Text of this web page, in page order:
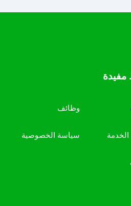
مفيدة
وظائف
سياسة الخصوصية